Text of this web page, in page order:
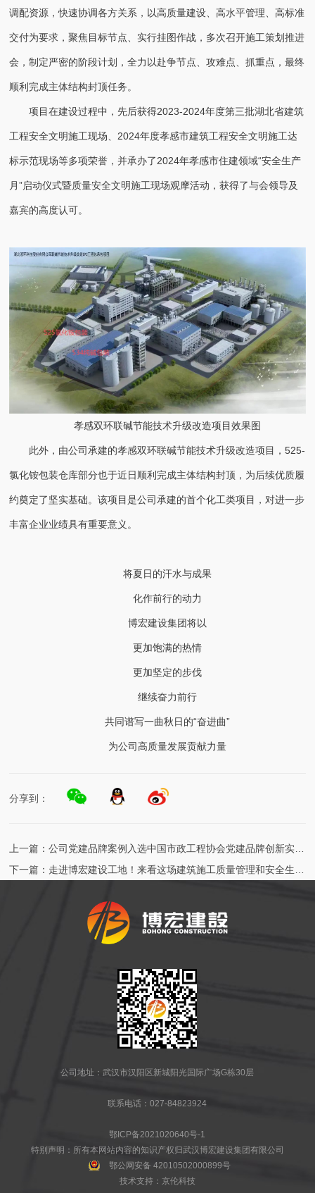
调配资源，快速协调各方关系，以高质量建设、高水平管理、高标准
交付为要求，聚焦目标节点、实行挂图作战，多次召开施工策划推进
会，制定严密的阶段计划，全力以赴争节点、攻难点、抓重点，最终
顺利完成主体结构封顶任务。
项目在建设过程中，先后获得2023-2024年度第三批湖北省建筑
工程安全文明施工现场、2024年度孝感市建筑工程安全文明施工达
标示范现场等多项荣誉，并承办了2024年孝感市住建领域“安全生产
月”启动仪式暨质量安全文明施工现场观摩活动，获得了与会领导及
嘉宾的高度认可。
孝感双环联碱节能技术升级改造项目效果图
此外，由公司承建的孝感双环联碱节能技术升级改造项目，525-
氯化铵包装仓库部分也于近日顺利完成主体结构封顶，为后续优质履
约奠定了坚实基础。该项目是公司承建的首个化工类项目，对进一步
丰富企业业绩具有重要意义。
将夏日的汗水与成果
化作前行的动力
博宏建设集团将以
更加饱满的热情
更加坚定的步伐
继续奋力前行
共同谱写一曲秋日的“奋进曲”
为公司高质量发展贡献力量
分享到：
上一篇：公司党建品牌案例入选中国市政工程协会党建品牌创新实践优秀案例
下一篇： 走进博宏建设工地！来看这场建筑施工质量管理和安全生产标准化示范观摩会
公司地址：武汉市汉阳区新城阳光国际广场G栋30层
联系电话：027-84823924
鄂ICP备2021020640号-1
特别声明：所有本网站内容的知识产权归武汉博宏建设集团有限公司
鄂公网安备 42010502000899号
技术支持： 京伦科技